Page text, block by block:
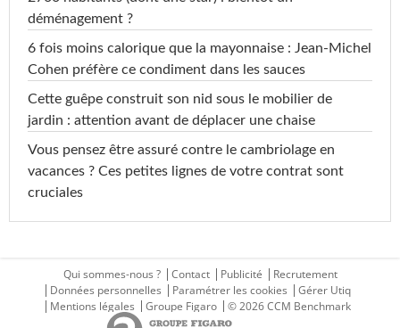
déménagement ?
6 fois moins calorique que la mayonnaise : Jean-Michel
Cohen préfère ce condiment dans les sauces
Cette guêpe construit son nid sous le mobilier de
jardin : attention avant de déplacer une chaise
Vous pensez être assuré contre le cambriolage en
vacances ? Ces petites lignes de votre contrat sont
cruciales
Qui sommes-nous ? Contact Publicité
Recrutement
Données personnelles
Paramétrer les cookies
Gérer Utiq
Mentions légales
Groupe Figaro © 2026 CCM Benchmark